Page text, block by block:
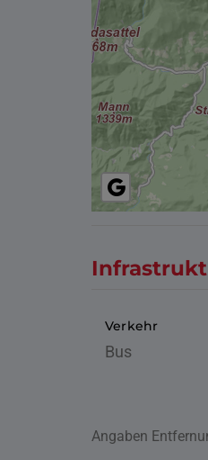
Verkehr
Bus
Angaben